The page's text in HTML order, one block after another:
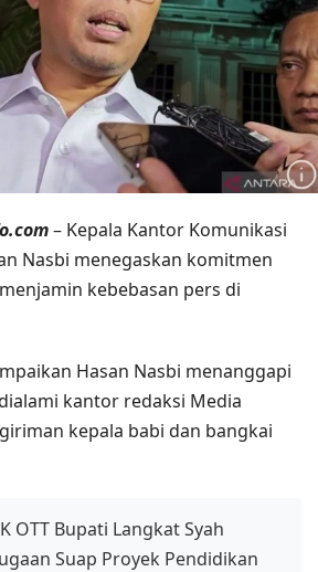
– Kepala Kantor Komunikasi
Nasbi menegaskan komitmen
kebebasan pers di
Hasan Nasbi menanggapi
kantor redaksi Media
kepala babi dan bangkai
OTT Bupati Langkat Syah
Suap Proyek Pendidikan